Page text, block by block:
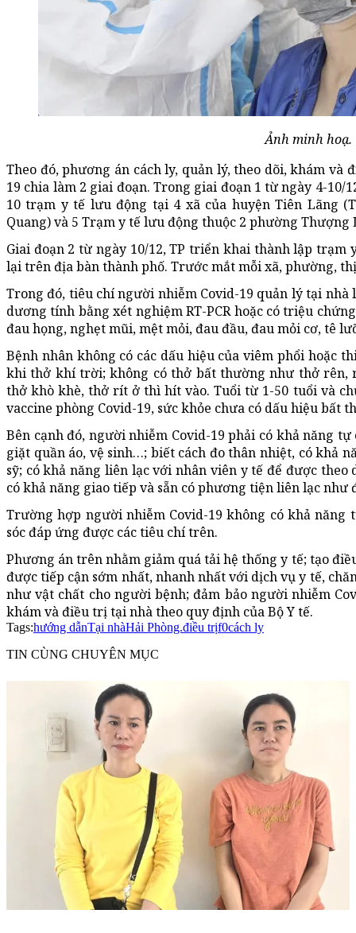
Ảnh minh hoạ.
Theo đó, phương án cách ly, quản lý, theo dõi, khám
19 chia làm 2 giai đoạn. Trong giai đoạn 1 từ ngày 4-
10 trạm y tế lưu động tại 4 xã của huyện Tiên Lãng
Quang) và 5 Trạm y tế lưu động thuộc 2 phường Thượng
Giai đoạn 2 từ ngày 10/12, TP triển khai thành lập trạm
lại trên địa bàn thành phố. Trước mắt mỗi xã, phường,
Trong đó, tiêu chí người nhiễm Covid-19 quản lý tại
dương tính bằng xét nghiệm RT-PCR hoặc có triệu
đau họng, nghẹt mũi, mệt mỏi, đau đầu, đau mỏi cơ, tê
Bệnh nhân không có các dấu hiệu của viêm phổi hoặc
khi thở khí trời; không có thở bất thường như thở rên,
thở khò khè, thở rít ở thì hít vào. Tuổi từ 1-50 tuổi và
vaccine phòng Covid-19, sức khỏe chưa có dấu hiệu bất
Bên cạnh đó, người nhiễm Covid-19 phải có khả năng
giặt quần áo, vệ sinh…; biết cách đo thân nhiệt, có khả
sỹ; có khả năng liên lạc với nhân viên y tế để được
có khả năng giao tiếp và sẵn có phương tiện liên lạc
Trường hợp người nhiễm Covid-19 không có khả năng
sóc đáp ứng được các tiêu chí trên.
Phương án trên nhằm giảm quá tải hệ thống y tế; tạo
được tiếp cận sớm nhất, nhanh nhất với dịch vụ y tế,
như vật chất cho người bệnh; đảm bảo người nhiễm
khám và điều trị tại nhà theo quy định của Bộ Y tế.
Tags:hướng dẫnTại nhàHải Phòng.điều trịf0cách ly
TIN CÙNG CHUYÊN MỤC